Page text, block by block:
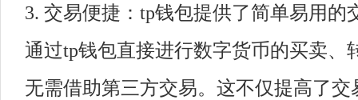
3. 交易便捷：tp钱包提供了简单易用的
通过tp钱包直接进行数字货币的买卖、
无需借助第三方交易。这不仅提高了